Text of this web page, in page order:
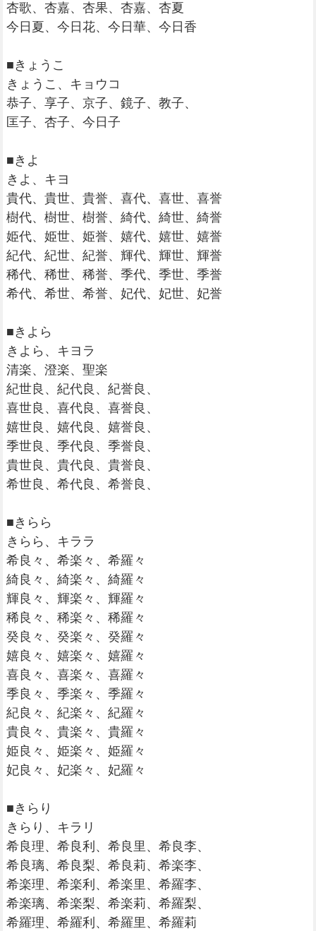
杏歌、杏嘉、杏果、杏嘉、杏夏
今日夏、今日花、今日華、今日香
■きょうこ
きょうこ、キョウコ
恭子、享子、京子、鏡子、教子、
匡子、杏子、今日子
■きよ
きよ、キヨ
貴代、貴世、貴誉、喜代、喜世、喜誉
樹代、樹世、樹誉、綺代、綺世、綺誉
姫代、姫世、姫誉、嬉代、嬉世、嬉誉
紀代、紀世、紀誉、輝代、輝世、輝誉
稀代、稀世、稀誉、季代、季世、季誉
希代、希世、希誉、妃代、妃世、妃誉
■きよら
きよら、キヨラ
清楽、澄楽、聖楽
紀世良、紀代良、紀誉良、
喜世良、喜代良、喜誉良、
嬉世良、嬉代良、嬉誉良、
季世良、季代良、季誉良、
貴世良、貴代良、貴誉良、
希世良、希代良、希誉良、
■きらら
きらら、キララ
希良々、希楽々、希羅々
綺良々、綺楽々、綺羅々
輝良々、輝楽々、輝羅々
稀良々、稀楽々、稀羅々
癸良々、癸楽々、癸羅々
嬉良々、嬉楽々、嬉羅々
喜良々、喜楽々、喜羅々
季良々、季楽々、季羅々
紀良々、紀楽々、紀羅々
貴良々、貴楽々、貴羅々
姫良々、姫楽々、姫羅々
妃良々、妃楽々、妃羅々
■きらり
きらり、キラリ
希良理、希良利、希良里、希良李、
希良璃、希良梨、希良莉、希楽李、
希楽理、希楽利、希楽里、希羅李、
希楽璃、希楽梨、希楽莉、希羅梨、
希羅理、希羅利、希羅里、希羅莉